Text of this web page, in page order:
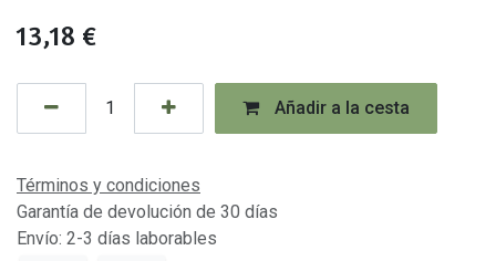
13,18 €
Añadir a la cesta
Términos y condiciones
Garantía de devolución de 30 días
Envío: 2-3 días laborables